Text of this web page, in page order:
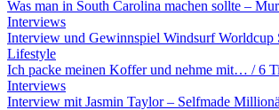
Was man in South Carolina machen sollte –
Interviews
Interview und Gewinnspiel Windsurf Worldcup
Lifestyle
Ich packe meinen Koffer und nehme mit… / 6
Interviews
Interview mit Jasmin Taylor – Selfmade